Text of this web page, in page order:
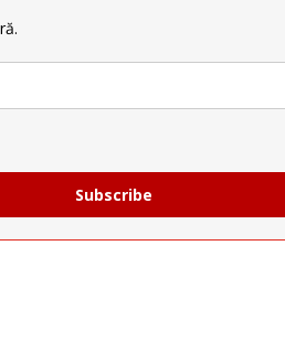
Subscribe